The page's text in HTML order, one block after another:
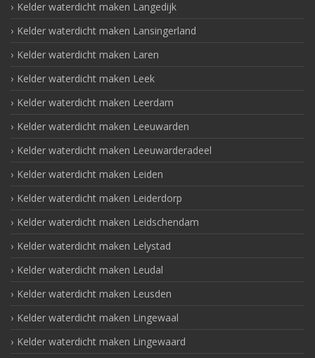
Kelder waterdicht maken Langedijk
Kelder waterdicht maken Lansingerland
Kelder waterdicht maken Laren
Kelder waterdicht maken Leek
Kelder waterdicht maken Leerdam
Kelder waterdicht maken Leeuwarden
Kelder waterdicht maken Leeuwarderadeel
Kelder waterdicht maken Leiden
Kelder waterdicht maken Leiderdorp
Kelder waterdicht maken Leidschendam
Kelder waterdicht maken Lelystad
Kelder waterdicht maken Leudal
Kelder waterdicht maken Leusden
Kelder waterdicht maken Lingewaal
Kelder waterdicht maken Lingewaard